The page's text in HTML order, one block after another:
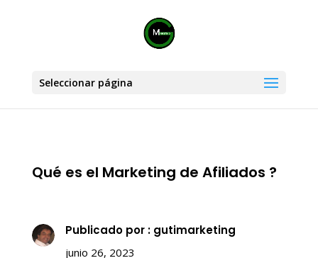
Seleccionar página
Qué es el Marketing de Afiliados ?
Publicado por : gutimarketing
junio 26, 2023